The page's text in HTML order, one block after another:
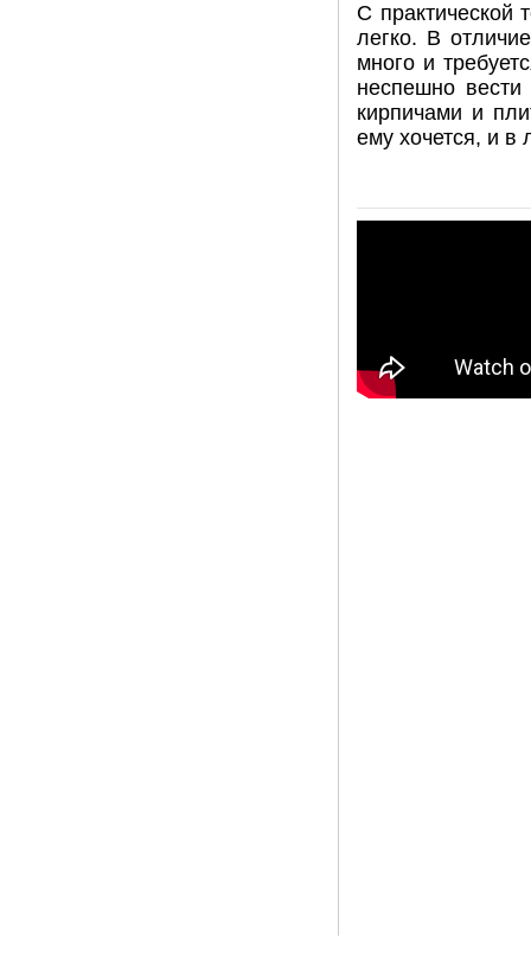
С практической
легко. В
много и
неспешно
кирпичами и
ему хочется, и в